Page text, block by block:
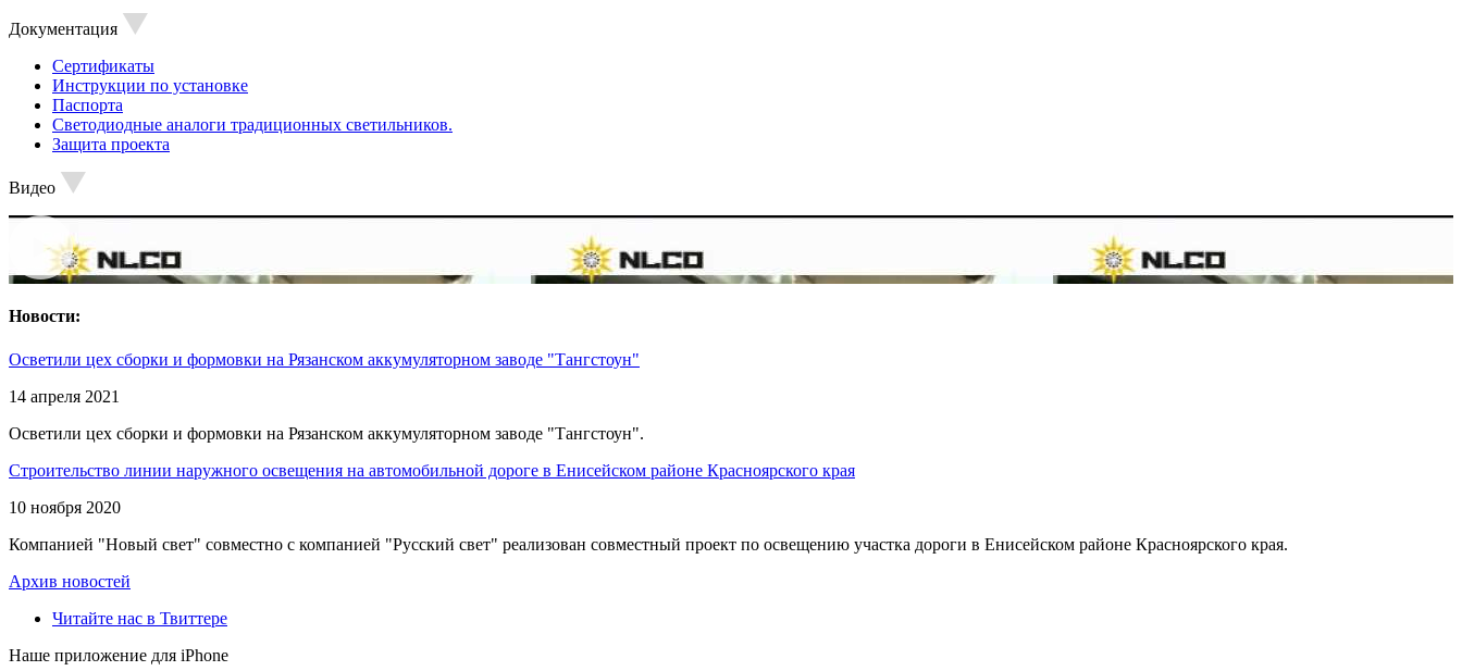
Документация
Сертификаты
Инструкции по установке
Паспорта
Светодиодные аналоги традиционных светильников.
Защита проекта
Видео
Новости:
Осветили цех сборки и формовки на Рязанском аккумуляторном заводе "Тангстоун"
14 апреля 2021
Осветили цех сборки и формовки на Рязанском аккумуляторном заводе "Тангстоун".
Строительство линии наружного освещения на автомобильной дороге в Енисейском районе Красноярского края
10 ноября 2020
Компанией "Новый свет" совместно с компанией "Русский свет" реализован совместный проект по освещению участка дороги в Енисейском районе Красноярского края.
Архив новостей
Читайте нас в Твиттере
Наше приложение для iPhone